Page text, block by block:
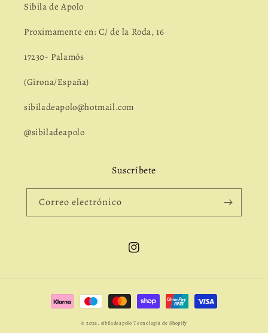
Sibila de Apolo
Proximamente en: C/ de la Roda, 16
17230- Palamós
(Girona/España)
sibiladeapolo@hotmail.com
@sibiladeapolo
Suscríbete
Correo electrónico
Instagram
Formas
de
© 2026, sibiladeapolo Tecnología de Shopify